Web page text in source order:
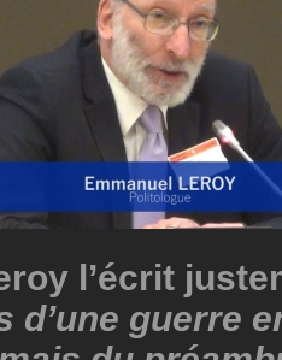
l’écrit
d’une guerre